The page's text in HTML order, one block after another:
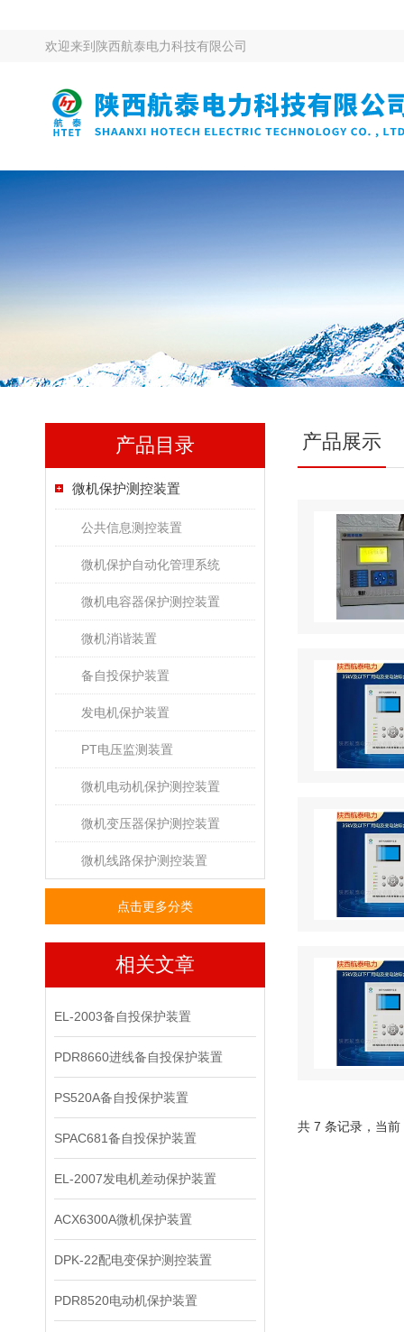
欢迎来到 陕西航泰电力科技有限公司
产品目录
微机保护测控装置
公共信息测控装置
微机保护自动化管理系统
微机电容器保护测控装置
微机消谐装置
备自投保护装置
发电机保护装置
PT电压监测装置
微机电动机保护测控装置
微机变压器保护测控装置
微机线路保护测控装置
点击更多分类
相关文章
EL-2003备自投保护装置
PDR8660进线备自投保护装置
PS520A备自投保护装置
SPAC681备自投保护装置
EL-2007发电机差动保护装置
ACX6300A微机保护装置
DPK-22配电变保护测控装置
PDR8520电动机保护装置
产品展示
共 7 条记录，当